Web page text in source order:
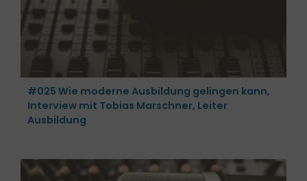
#025 Wie moderne Ausbildung gelingen kann,
Interview mit Tobias Marschner, Leiter
Ausbildung